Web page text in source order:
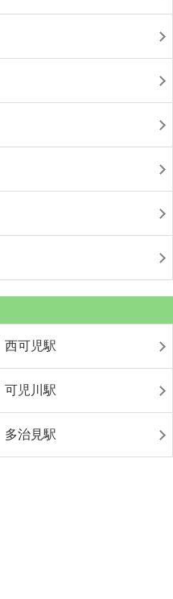
西可児駅
可児川駅
多治見駅